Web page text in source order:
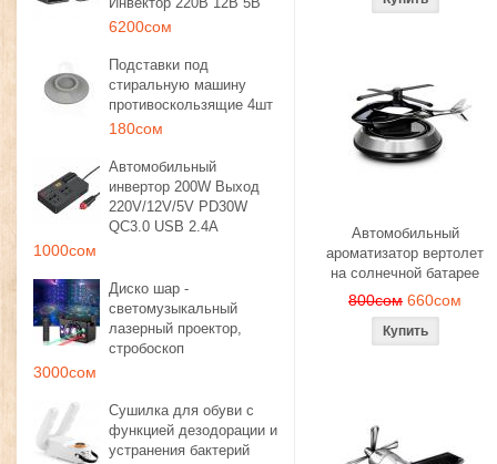
6200сом
Подставки под
стиральную машину
противоскользящие 4шт
180сом
Автомобильный
инвертор 200W Выход
220V/12V/5V PD30W
QC3.0 USB 2.4A
1000сом
Диско шар -
светомузыкальный
лазерный проектор,
стробоскоп
3000сом
Сушилка для обуви с
функцией дезодорации и
устранения бактерий
Автомобильный
ароматизатор вертолет
на солнечной батарее
800сом 660сом